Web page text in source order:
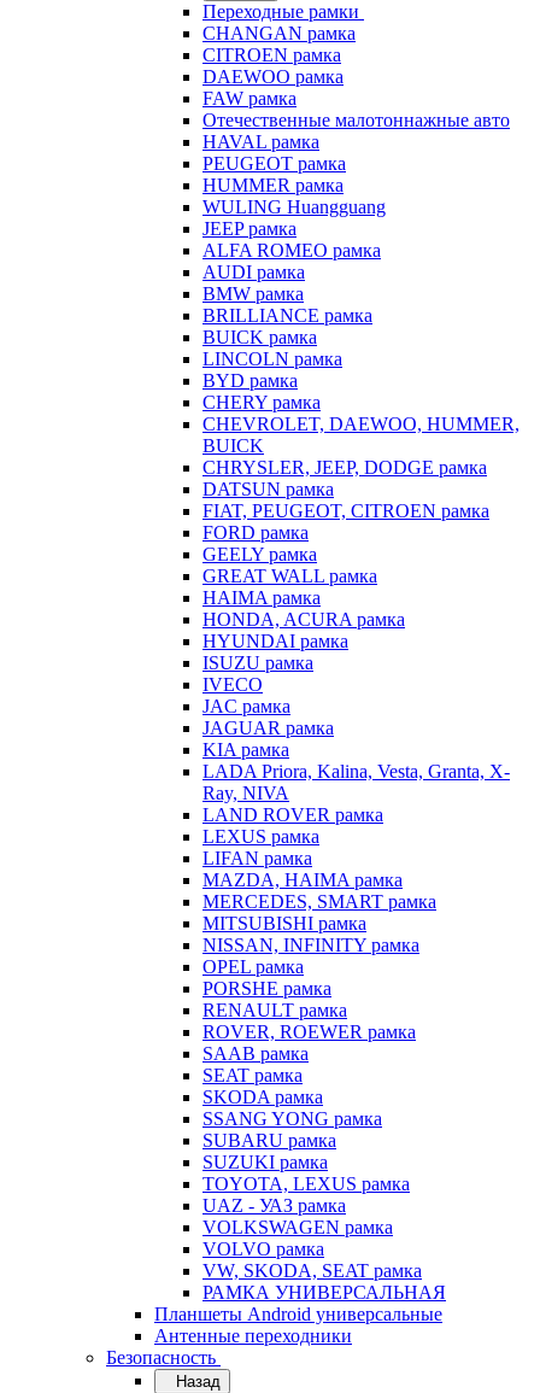
Переходные рамки
CHANGAN рамка
CITROEN рамка
DAEWOO рамка
FAW рамка
Отечественные малотоннажные авто
HAVAL рамка
PEUGEOT рамка
HUMMER рамка
WULING Huangguang
JEEP рамка
ALFA ROMEO рамка
AUDI рамка
BMW рамка
BRILLIANCE рамка
BUICK рамка
LINCOLN рамка
BYD рамка
CHERY рамка
CHEVROLET, DAEWOO, HUMMER,
BUICK
CHRYSLER, JEEP, DODGE рамка
DATSUN рамка
FIAT, PEUGEOT, CITROEN рамка
FORD рамка
GEELY рамка
GREAT WALL рамка
HAIMA рамка
HONDA, ACURA рамка
HYUNDAI рамка
ISUZU рамка
IVECO
JAC рамка
JAGUAR рамка
KIA рамка
LADA Priora, Kalina, Vesta, Granta, X-
Ray, NIVA
LAND ROVER рамка
LEXUS рамка
LIFAN рамка
MAZDA, HAIMA рамка
MERCEDES, SMART рамка
MITSUBISHI рамка
NISSAN, INFINITY рамка
OPEL рамка
PORSHE рамка
RENAULT рамка
ROVER, ROEWER рамка
SAAB рамка
SEAT рамка
SKODA рамка
SSANG YONG рамка
SUBARU рамка
SUZUKI рамка
TOYOTA, LEXUS рамка
UAZ - УАЗ рамка
VOLKSWAGEN рамка
VOLVO рамка
VW, SKODA, SEAT рамка
РАМКА УНИВЕРСАЛЬНАЯ
Планшеты Android универсальные
Антенные переходники
Безопасность
Назад